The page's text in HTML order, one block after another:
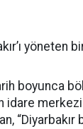
yöneten
boyunca
idare
“Diyarbakır